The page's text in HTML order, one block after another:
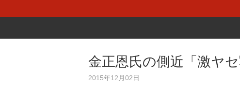
金正恩氏の側近「激ヤセ
2015年12月02日